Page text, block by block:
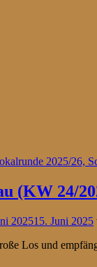
(KW 24/
202515. Juni 2025
Los und